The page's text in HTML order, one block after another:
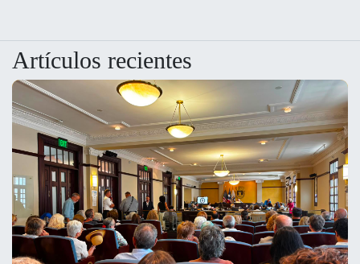
Artículos recientes